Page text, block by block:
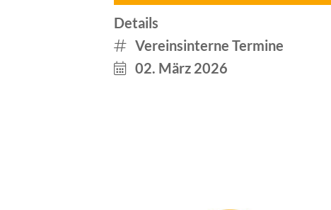
Details
Vereinsinterne Termine
02. März 2026